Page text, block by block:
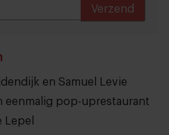
Verzend
en Samuel Levie
eenmalig pop-uprestaurant
Lepel